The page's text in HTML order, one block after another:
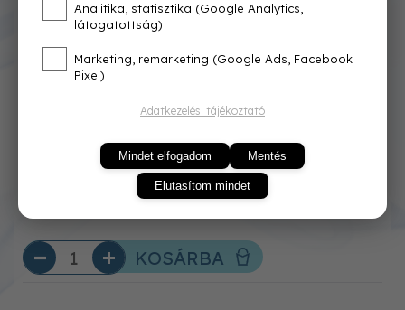
Cikkszám: 10.316
KOSÁRBA
Analitika, statisztika (Google Analytics,
látogatottság)
Marketing, remarketing (Google Ads, Facebook
Pixel)
Adatkezelési tájékoztató
Mindet elfogadom Mentés
Elutasítom mindet